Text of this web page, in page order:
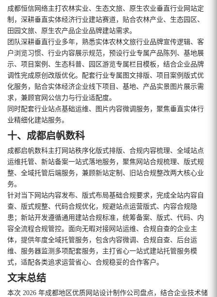
成都恒信网络主打农林实业、生态文旅、原生农业垂直行业网站定
制，深耕垂直实体经济行业建站赛道，贴合农林产业、生态园区、
田园文旅、原生农产品企业品牌建站需求。
团队深耕垂直行业多年，熟悉实体农林文旅行业品牌宣传逻辑、客
户浏览习惯、行业内容展示规范，预设行业专属产品陈列、基地展
示、项目案例、生态科普、园区游览专属栏目模板，结合企业品牌
调性完成原创改版优化。配套行业专属图文排版、项目案例版式优
化服务，贴合实体经济企业线下项目、基地、产品实景图片展示需
求，兼顾官网公信力与行业适配度。
同时配套行业站点基础运维、图片内容微调服务，聚焦垂直实体行
业精细化建站服务。
十、成都启帆数科
成都启帆数科主打网站秩序化版式排版、合规内容梳理、全域站点
运维托管、新站备案一站式落地服务，聚焦网站合规梳理、版式规
整、全域托管后端服务，兼顾新站定制、旧站合规整改两大核心业
务。
针对当下网站内容发布、版式布局基础合规要求，完成全站内容自
查、版式规整、代码合规优化，规避站点运营版式、内容合规隐
患；新站开发遵循通用建站合规标准，统筹备案、版式、代码、内
容全流程合规管控。面向无暇对接网站运维、合规自查的企业主
体，提供年度全域托管服务，包含内容微调、合规自查、后台运
维、服务器监测多项配套服务，主打省心一站式建站托管服务模
式，适配各类追求运营省心、合规稳妥的合作客户。
文末总结
本次 2026 年成都地区优质网站设计制作公司盘点，结合企业技术储